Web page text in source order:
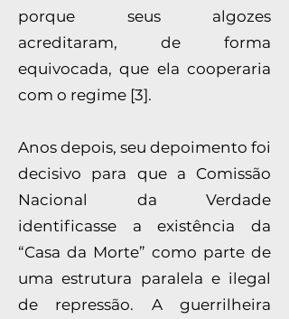
porque seus algozes
acreditaram, de forma
equivocada, que ela cooperaria
com o regime [3].
Anos depois, seu depoimento foi
decisivo para que a Comissão
Nacional da Verdade
identificasse a existência da
“Casa da Morte” como parte de
uma estrutura paralela e ilegal
de repressão. A guerrilheira